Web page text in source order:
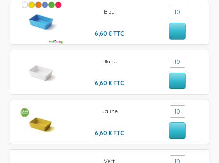
Bleu
6,60 € TTC
Blanc
6,60 € TTC
Jaune
6,60 € TTC
Vert